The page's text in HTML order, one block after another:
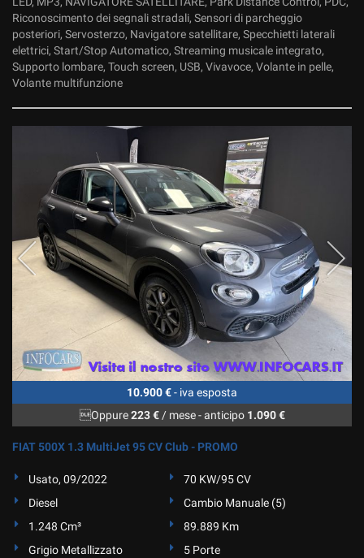
Riconoscimento dei segnali stradali, Sensori di parcheggio
posteriori, Servosterzo, Navigatore satellitare, Specchietti laterali
elettrici, Start/Stop Automatico, Streaming musicale integrato,
Supporto lombare, Touch screen, USB, Vivavoce, Volante in pelle,
Volante multifunzione
10.900 €- iva esposta
Oppure223 €/ mese-anticipo 1.090 €
FIAT 500X 1.3 MultiJet 95 CV Club - PROMO
Usato, 09/2022
70 KW/95 CV
Diesel
Cambio Manuale (5)
1.248 Cm³
89.889 Km
Grigio Metallizzato
5 Porte